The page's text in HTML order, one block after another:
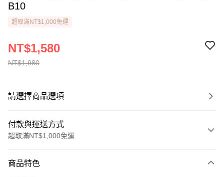
B10
超取滿NT$1,000免運
NT$1,980
NT$1,580
請選擇商品選項
付款與運送方式
超取滿NT$1,000免運
信用卡一次付款
商品特色